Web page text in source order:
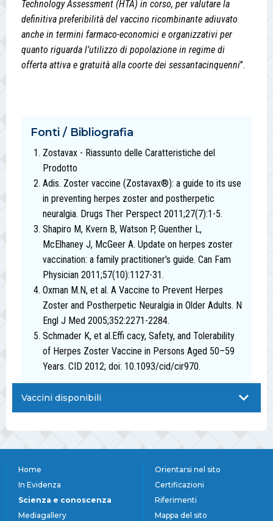
Technology Assessment (HTA) in corso, per valutare la
definitiva preferibilità del vaccino ricombinante adiuvato
anche in termini farmaco-economici e organizzativi per
quanto riguarda l’utilizzo di popolazione in regime di
offerta attiva e gratuità alla coorte dei sessantacinquenni”.
Fonti / Bibliografia
Zostavax - Riassunto delle Caratteristiche del
Prodotto
Adis. Zoster vaccine (Zostavax®): a guide to its use
in preventing herpes zoster and postherpetic
neuralgia. Drugs Ther Perspect 2011;27(7):1-5.
Shapiro M, Kvern B, Watson P, Guenther L,
McElhaney J, McGeer A. Update on herpes zoster
vaccination: a family practitioner's guide. Can Fam
Physician 2011;57(10):1127-31.
Oxman M.N, et al. A Vaccine to Prevent Herpes
Zoster and Postherpetic Neuralgia in Older Adults. N
Engl J Med 2005;352:2271-2284.
Schmader K, et al.Effi cacy, Safety, and Tolerability
of Herpes Zoster Vaccine in Persons Aged 50–59
Years. CID 2012; doi: 10.1093/cid/cir970.
Vaccini disponibili
Home
In Evidenza
Scienza e conoscenza
Mediagallery
Orientarsi nel sito
Certificazioni
Riferimenti
Mappa del sito